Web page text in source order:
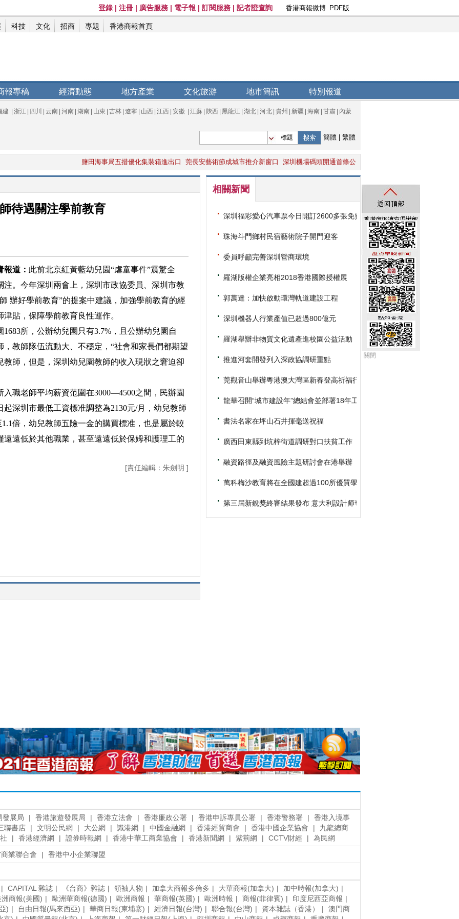
報專稿 經濟動態 地方產業 文化旅游 地市簡訊 特別報道
建 浙江 四川 云南 河南 湖南 山東 吉林 遼寧 山西 江西 安徽 江蘇 陝西 黑龍江 湖北 河北 貴州 新疆 海南 甘肅 內蒙
標題 簡體 繁體
鹽田海事局五措優化集裝箱進出口 莞長安藝術節成城市推介新窗口 深圳機場碼頭開通首條公交線路
待遇關注學前教育
道： 此前北京紅黃藍幼兒園“虐童事件”震驚全
。今年深圳兩會上，深圳市政協委員、深圳市教
辦好學前教育”的提案中建議，加強學前教育的經
貼，保障學前教育良性運作。
所，公辦幼兒園只有3.7%，且公辦幼兒園自
，教師隊伍流動大、不穩定，“社會和家長們都期望
師，但是，深圳幼兒園教師的收入現狀之窘迫卻
老師平均薪資范圍在3000—4500之間，民辦園
起深圳市最低工資標准調整為2130元/月，幼兒教師
倍，幼兒教師五險一金的購買標准，也是屬於較
遠低於其他職業，甚至遠遠低於保姆和護理工的
[責任編輯：朱劍明 ]
相關新聞
深圳福彩愛心汽車票今日開訂2600多張免費送
珠海斗門鄉村民宿藝術院子開門迎客
委員呼籲完善深圳營商環境
羅湖版權企業亮相2018香港國際授權展
郭萬達：加快啟動環灣軌道建設工程
深圳機器人行業產值已超過800億元
羅湖舉辦非物質文化遺產進校園公益活動
推進河套開發列入深政協調研重點
莞觀音山舉辦粵港澳大灣區新春登高祈福行
龍華召開“城市建設年”總結會並部署18年工作
書法名家在坪山石井揮毫送祝福
廣西田東縣到坑梓街道調研對口扶貧工作
融資路徑及融資風險主題研討會在港舉辦
萬科梅沙教育將在全國建超過100所優質學校
第三屆新銳獎終審結果發布 意大利設計师奪2萬美元獎 下月在深頒獎典
關閉